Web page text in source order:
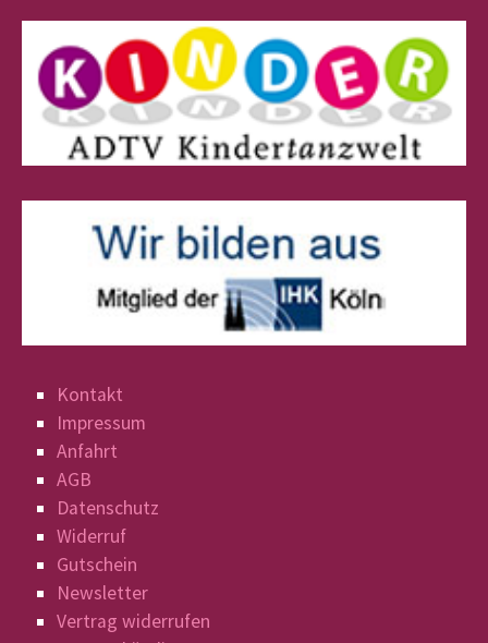
Kontakt
Impressum
Anfahrt
AGB
Datenschutz
Widerruf
Gutschein
Newsletter
Vertrag widerrufen